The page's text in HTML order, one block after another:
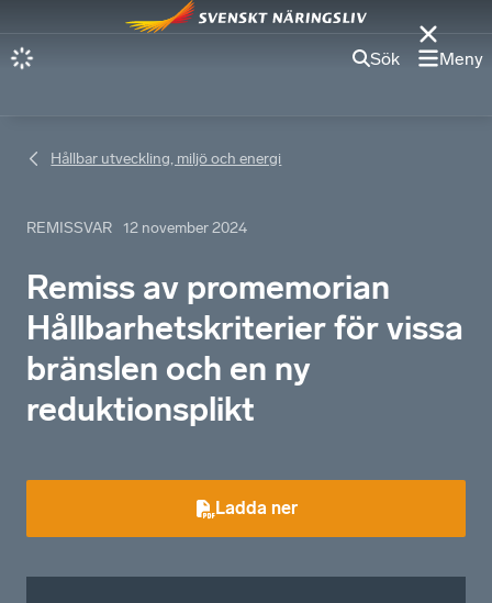
Sök Meny
Hållbar utveckling, miljö och energi
REMISSVAR 12 november 2024
Remiss av promemorian
Hållbarhetskriterier för vissa
bränslen och en ny
reduktionsplikt
Ladda ner